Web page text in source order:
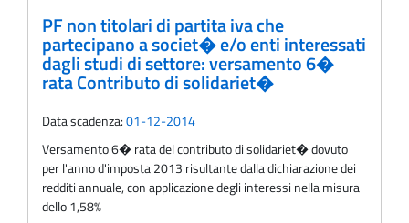
PF non titolari di partita iva che
partecipano a societ� e/o enti interessati
dagli studi di settore: versamento 6�
rata Contributo di solidariet�
Data scadenza:01-12-2014
Versamento 6� rata del contributo di solidariet� dovuto
per l'anno d'imposta 2013 risultante dalla dichiarazione dei
redditi annuale, con applicazione degli interessi nella misura
dello 1,58%